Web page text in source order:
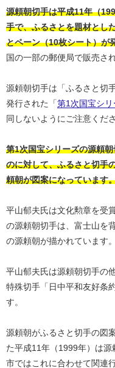
源頼朝切手は平成11年（
手で、ふるさとを題材とし
とペーン（10枚シート）が
国の一部の郵便局で販売さ
源頼朝切手は「ふるさと切
発行された「第1次国宝シリ
同しないようにご注意くださ
第1次国宝シリーズの源頼
のに対して、ふるさと切手
頼朝が図案になっています
平山郁夫氏は文化勲章を受
の源頼朝切手は、富士山を
の源頼朝が描かれています。
平山郁夫氏は源頼朝切手の
特殊切手「日中平和友好条
す。
源頼朝がふるさと切手の図
た平成11年（1999年）は
市ではこれに合わせて関連